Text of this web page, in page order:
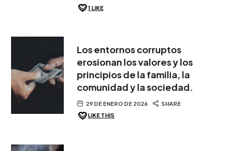
1 LIKE
Los entornos corruptos
erosionan los valores y los
principios de la familia, la
comunidad y la sociedad.
29 DE ENERO DE 2026
SHARE
LIKE THIS